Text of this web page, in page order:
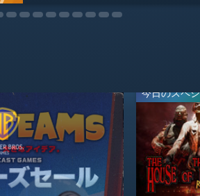
今日のスペ
今日のスペ